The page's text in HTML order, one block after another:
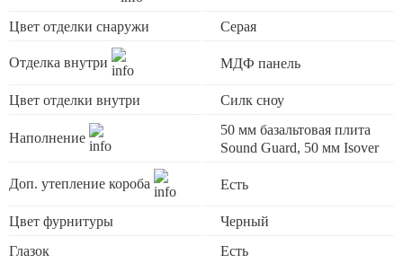
Цвет отделки снаружи Серая
Отделка внутри МДФ панель
Цвет отделки внутри Силк сноу
Наполнение
50 мм базальтовая плита
Sound Guard, 50 мм Isover
Доп. утепление короба Есть
Цвет фурнитуры
Черный
Глазок
Есть